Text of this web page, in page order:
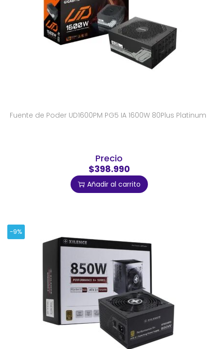
Fuente de Poder UD1600PM PG5 IA 1600W 80Plus Platinum
Precio
$398.990
Añadir al carrito
-9%